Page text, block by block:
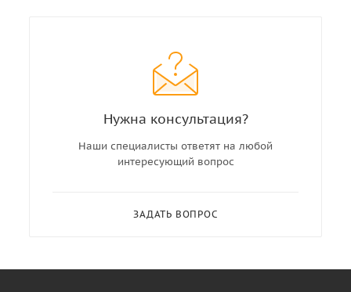
Нужна консультация?
Наши специалисты ответят на любой
интересующий вопрос
ЗАДАТЬ ВОПРОС